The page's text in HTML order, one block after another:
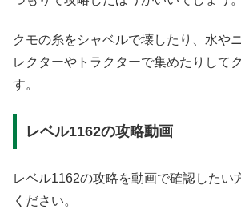
クモの糸をシャベルで壊したり、水や
レクターやトラクターで集めたりして
す。
レベル1162の攻略動画
レベル1162の攻略を動画で確認したい
ください。